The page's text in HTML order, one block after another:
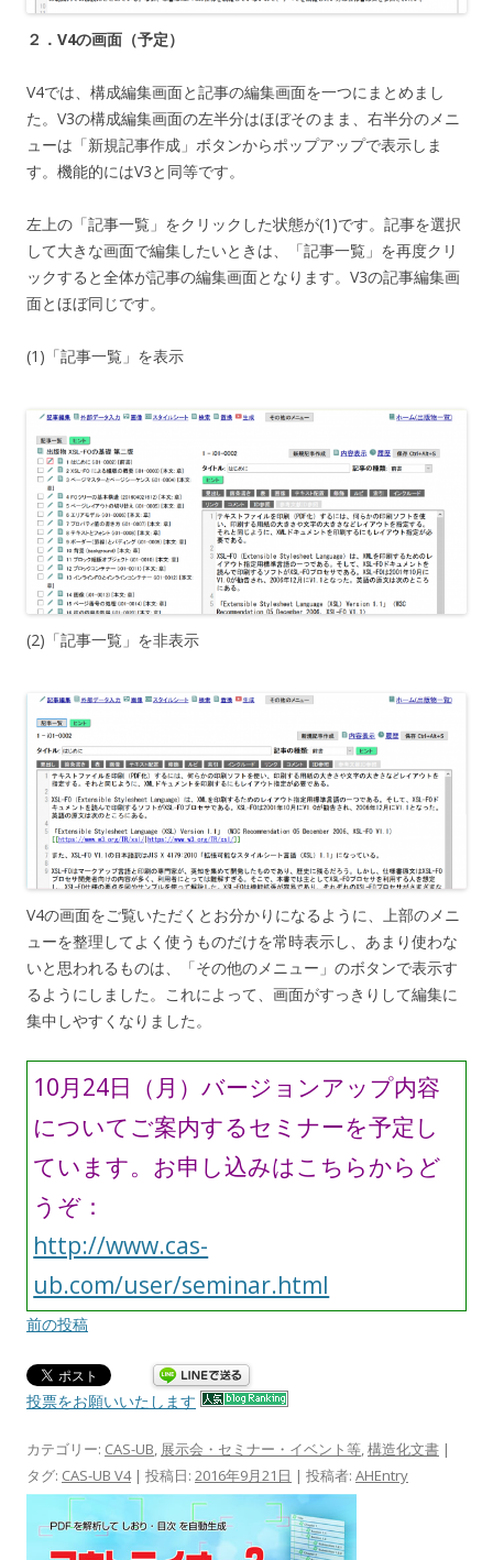
２．V4の画面（予定）
V4では、構成編集画面と記事の編集画面を一つにまとめまし
た。V3の構成編集画面の左半分はほぼそのまま、右半分のメニ
ューは「新規記事作成」ボタンからポップアップで表示しま
す。機能的にはV3と同等です。
左上の「記事一覧」をクリックした状態が(1)です。記事を選択
して大きな画面で編集したいときは、「記事一覧」を再度クリ
ックすると全体が記事の編集画面となります。V3の記事編集画
面とほぼ同じです。
(1)「記事一覧」を表示
(2)「記事一覧」を非表示
V4の画面をご覧いただくとお分かりになるように、上部のメニ
ューを整理してよく使うものだけを常時表示し、あまり使わな
いと思われるものは、「その他のメニュー」のボタンで表示す
るようにしました。これによって、画面がすっきりして編集に
集中しやすくなりました。
10月24日（月）バージョンアップ内容
についてご案内するセミナーを予定し
ています。お申し込みはこちらからど
うぞ：
http://www.cas-
ub.com/user/seminar.html
前の投稿
投票をお願いいたします
カテゴリー: CAS-UB, 展示会・セミナー・イベント等,構造化文書 |
タグ: CAS-UB V4| 投稿日: 2016年9月21日 | 投稿者: AHEntry